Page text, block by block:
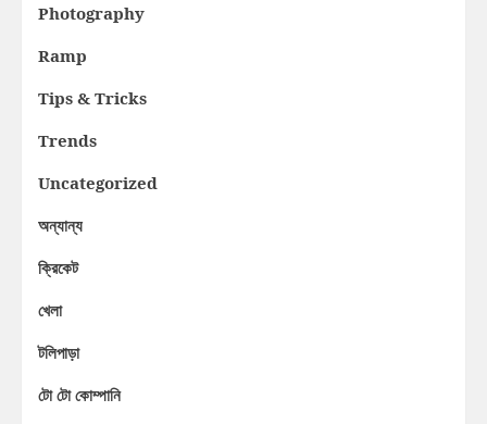
Photography
Ramp
Tips & Tricks
Trends
Uncategorized
অন্যান্য
ক্রিকেট
খেলা
টলিপাড়া
টো টো কোম্পানি